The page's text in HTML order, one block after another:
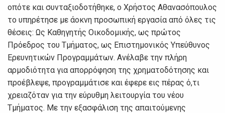
οπότε και συνταξιοδοτήθηκε, ο Χρήστος Αθανασόπουλος
το υπηρέτησε με άοκνη προσωπική εργασία από όλες τις
θέσεις: Ως Καθηγητής Οικοδομικής, ως πρώτος
Πρόεδρος του Τμήματος, ως Επιστημονικός Υπεύθυνος
Ερευνητικών Προγραμμάτων. Ανέλαβε την πλήρη
αρμοδιότητα για απορρόφηση της χρηματοδότησης και
προέβλεψε, προγραμμάτισε και έφερε εις πέρας ό,τι
χρειαζόταν για την εύρυθμη λειτουργία του νέου
Τμήματος. Με την εξασφάλιση της απαιτούμενης